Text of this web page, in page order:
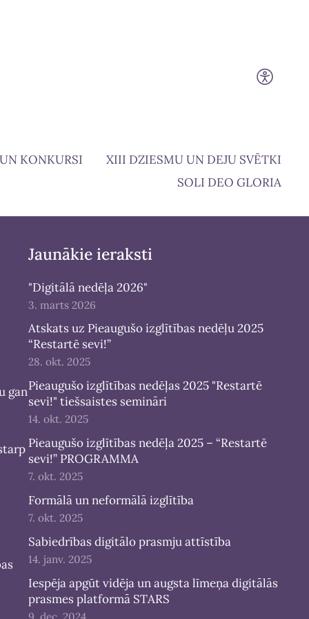
KONKURSI
XIII DZIESMU UN DEJU SVĒTKI
SOLI DEO GLORIA
Jaunākie ieraksti
"Digitālā nedēļa 2026"
3. marts 2026
Atskats uz Pieaugušo izglītības nedēļu 2025
“Restartē sevi!”
28. okt. 2025
Pieaugušo izglītības nedēļas 2025 "Restartē
sevi!" tiešsaistes semināri
14. okt. 2025
Pieaugušo izglītības nedēļa 2025 – “Restartē
sevi!” PROGRAMMA
7. okt. 2025
Formālā un neformālā izglītība
7. okt. 2025
Sabiedrības digitālo prasmju attīstība
14. janv. 2025
Iespēja apgūt vidēja un augsta līmeņa digitālās
prasmes platformā STARS
gan